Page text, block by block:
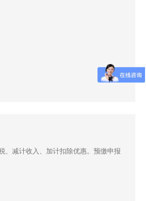
、减计收入、加计扣除优惠。预缴申报